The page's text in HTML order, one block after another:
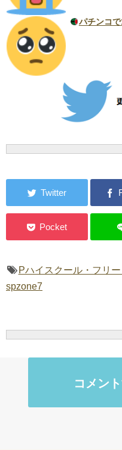
パチンコ
Pハイスクール・フリー
spzone7
コメン